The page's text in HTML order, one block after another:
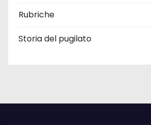
Rubriche
Storia del pugilato